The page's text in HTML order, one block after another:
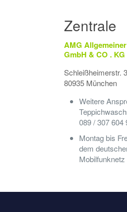
Zentrale
AMG
GmbH & CO . KG
Schleißheimerstr.
80935 München
Weitere
089 / 307 604
Montag bis
dem